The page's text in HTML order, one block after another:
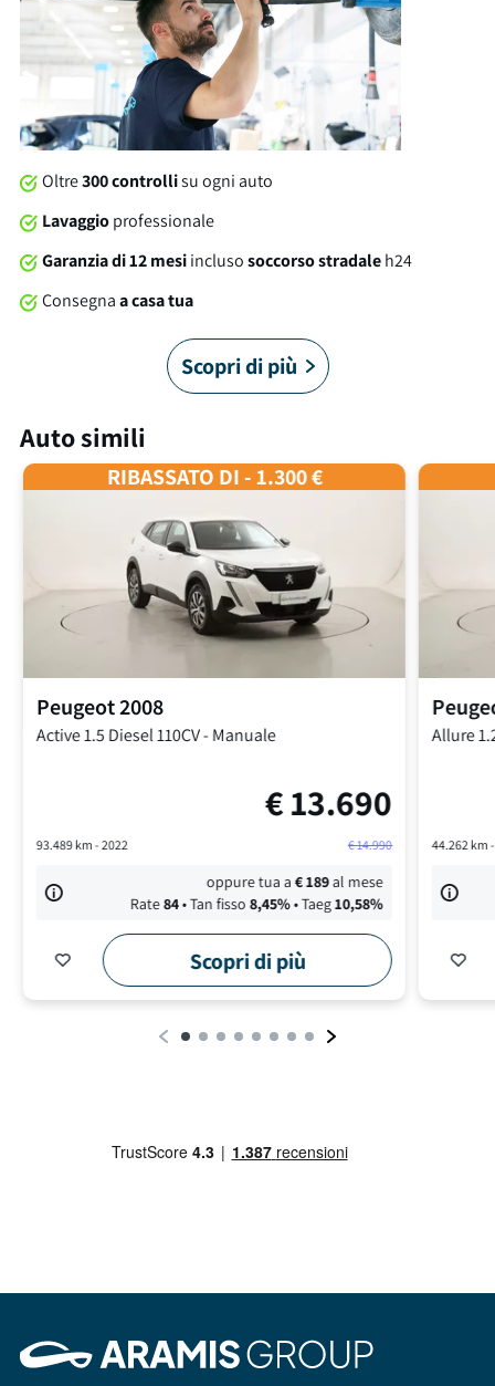
nel prezzo. Su tutte le nostre auto offriamo una garanzia
brumbrum di 12 mesi dalla consegna con soccorso stradale
24/7 in Italia e in Europa. Sei pronto a partire?
Oltre300 controllisu ogni auto
Lavaggioprofessionale
Garanzia di 12 mesiinclusosoccorso stradaleh24
Consegnaa casa tua
Scopri di più
Auto simili
RIBASSATO DI - 1.300 €
Peugeot2008
Active1.5 Diesel 110CV-Manuale
€13.690
93.489km - 2022 €14.990
oppure tua a€189al mese
Rate84• Tan fisso 8,45%• Taeg10,58%
Scopri di più
Allure
44.262km